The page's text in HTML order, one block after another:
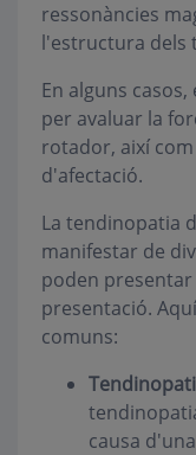
ressonàncies
l'estructura dels
En alguns
per avaluar la
rotador, així
d'afectació.
La tendinopatia
manifestar de
poden
presentació.
comuns:
causa